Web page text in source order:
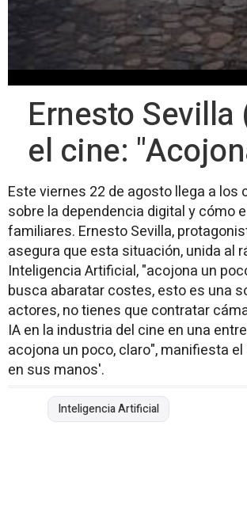
Ernesto
el cine:
Este viernes 22 de agosto llega a
sobre la dependencia digital y
familiares. Ernesto Sevilla,
asegura que esta situación, unida al
Inteligencia Artificial, "acojona un
busca abaratar costes, esto es una
actores, no tienes que contratar
IA en la industria del cine en una
acojona un poco, claro", manifiesta
en sus manos'.
Inteligencia Artificial